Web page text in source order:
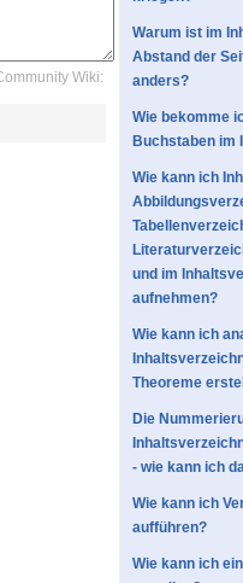
Wiki:
Warum ist im
Abstand der
anders?
Wie bekomme
Buchstaben im
Wie kann ich
und im
aufnehmen?
Wie kann ich
Theoreme
Die
- wie kann ich
Wie kann ich
aufführen?
Wie kann ich